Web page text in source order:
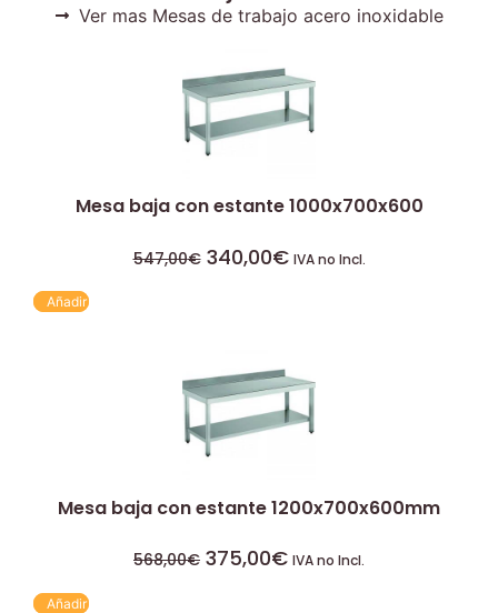
Ver mas Mesas de trabajo acero inoxidable
Mesa baja con estante 1000x700x600
547,00€ 340,00€ IVA no Incl.
Añadir
Mesa baja con estante 1200x700x600mm
568,00€ 375,00€ IVA no Incl.
Añadir